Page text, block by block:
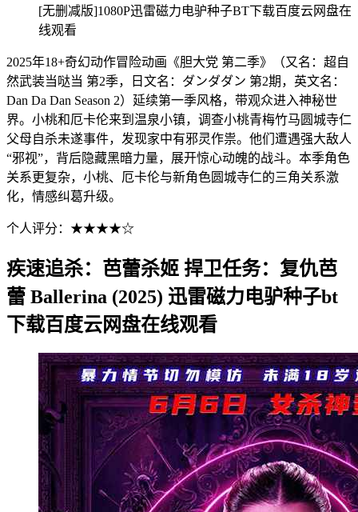
[无删减版]1080P迅雷磁力电驴种子BT下载百度云网盘在
线观看
2025年18+奇幻动作冒险动画《胆大党 第二季》（又名：超自
然武装当哒当 第2季，日文名：ダンダダン 第2期，英文名：
Dan Da Dan Season 2）延续第一季风格，带观众进入神秘世
界。小桃和厄卡伦来到温泉小镇，调查小桃青梅竹马圆城寺仁
父母自杀未遂事件，发现家中有邪灵作祟。他们遭遇强大敌人
“邪视”，背后隐藏黑暗力量，展开惊心动魄的战斗。本季角色
关系更复杂，小桃、厄卡伦与新角色圆城寺仁的三角关系激
化，情感纠葛升级。
个人评分：★★★★☆
疾速追杀：芭蕾杀姬 捍卫任务：复仇芭
蕾 Ballerina (2025) 迅雷磁力电驴种子bt
下载百度云网盘在线观看